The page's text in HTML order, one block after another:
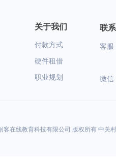
关于我们
付款方式
硬件租借
职业规划
联
客服
微信
在线教育科技有限公司 版权所有 中关